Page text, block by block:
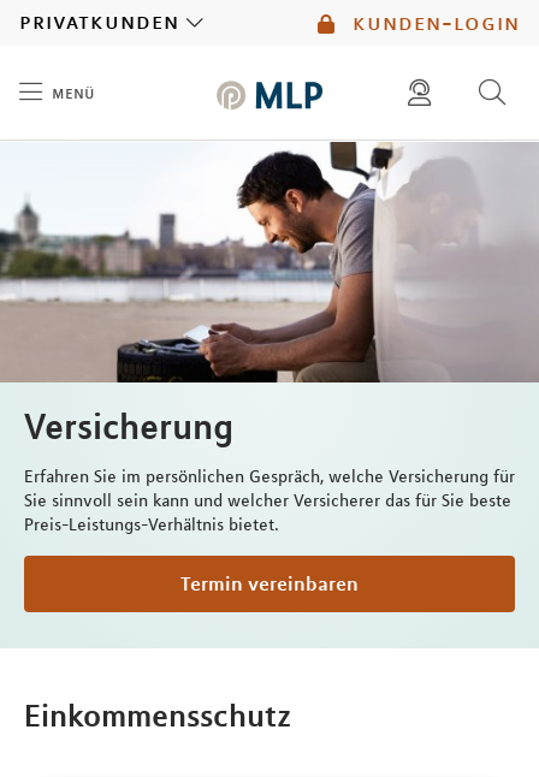
kunden-login
privatkunden
menü
diese website durchsuchen
mlp berater finden
Versicherung
Erfahren Sie im persönlichen Gespräch, welche Versicherung für
Sie sinnvoll sein kann und welcher Versicherer das für Sie beste
Preis-Leistungs-Verhältnis bietet.
Termin vereinbaren
Einkommensschutz